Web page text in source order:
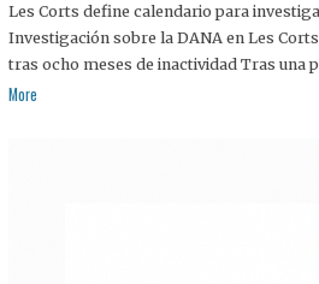
Les Corts define calendario para
Investigación sobre la DANA en Les
tras ocho meses de inactividad Tras una
More